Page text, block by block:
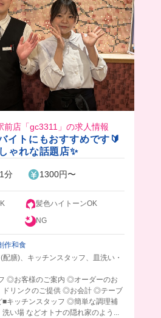
前店「gc3311」の求人情報
イトにもおすすめです🔰
ゃれな話題店✨
分 1300円〜
髪色ハイトーンOK
NG
作和食
配膳)、キッチンスタッフ、皿洗い・
◎お客様のご案内 ◎オーダーのお
リンクのご提供 ◎お会計 ◎テーブ
■キッチンスタッフ ◎簡単な調理補
い場 などオトナの隠れ家のよう...